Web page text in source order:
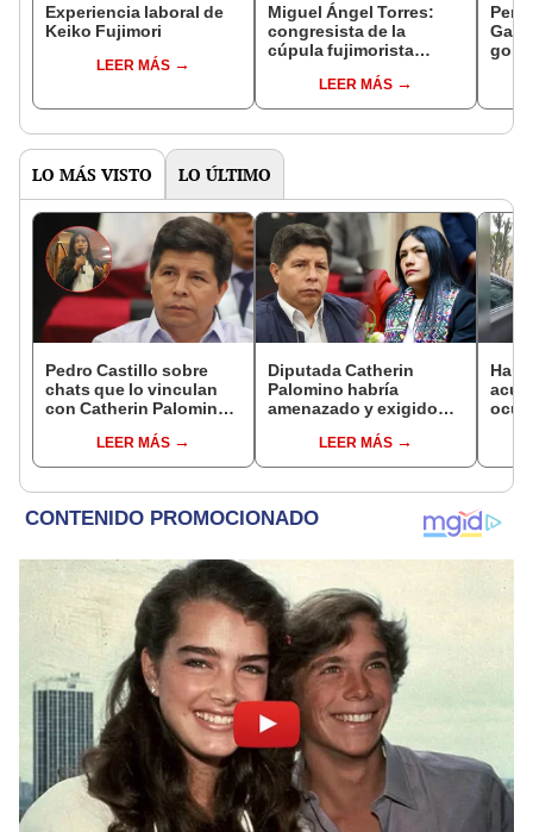
Experiencia laboral de
Keiko Fujimori
LEER MÁS
Miguel Ángel Torres:
congresista de la
cúpula fujimorista
del SenadoLEER MÁS
LO MÁS VISTO LO ÚLTIMO
Pedro Castillo sobre
chats que lo vinculan
con Catherin Palomino:
honor"LEER MÁS
Diputada Catherin
Palomino habría
amenazado y exigido
Pedro Castillo tras
insultarlos por
LEER MÁS
PNP